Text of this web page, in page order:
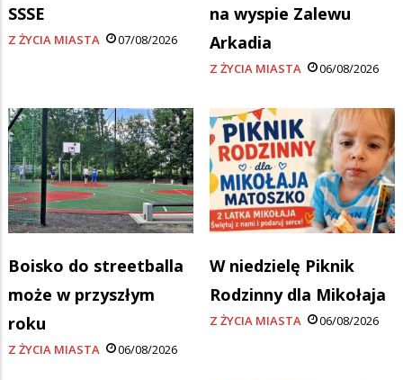
SSSE
Z ŻYCIA MIASTA 07/08/2026
na wyspie Zalewu
Arkadia
Z ŻYCIA MIASTA 06/08/2026
Boisko do streetballa
może w przyszłym
roku
Z ŻYCIA MIASTA 06/08/2026
W niedzielę Piknik
Rodzinny dla Mikołaja
Z ŻYCIA MIASTA 06/08/2026